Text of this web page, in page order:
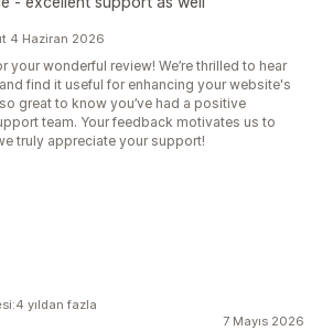
4 Haziran 2026
your wonderful review! We’re thrilled to hear
find it useful for enhancing your website's
great to know you’ve had a positive
team. Your feedback motivates us to
truly appreciate your support!
7 Mayıs 2026
yıldan fazla